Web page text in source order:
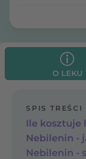
O LEKU
SPIS TREŚCI
Ile kosztuje
Nebilenin -
Nebilenin -